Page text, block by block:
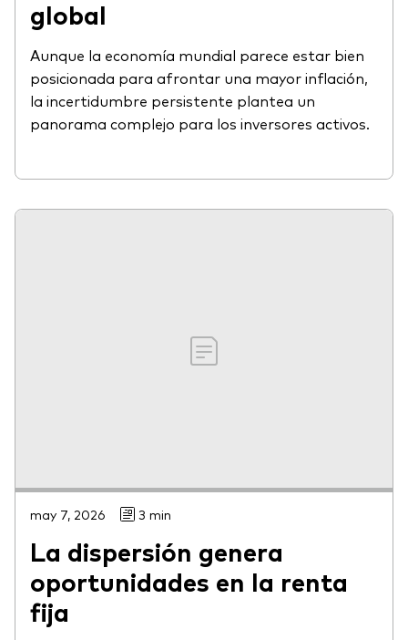
global
Aunque la economía mundial parece estar bien
posicionada para afrontar una mayor inflación,
la incertidumbre persistente plantea un
panorama complejo para los inversores activos.
may 7, 2026 3 min
La dispersión genera
oportunidades en la renta
fija